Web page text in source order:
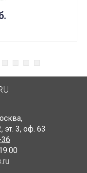
,
, эт. 3, оф. 63